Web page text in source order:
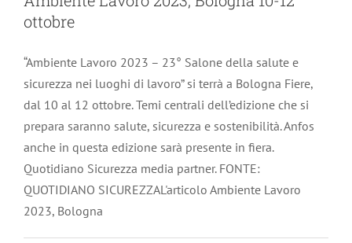
ottobre
“Ambiente Lavoro 2023 – 23° Salone della salute e
sicurezza nei luoghi di lavoro” si terrà a Bologna Fiere,
dal 10 al 12 ottobre. Temi centrali dell’edizione che si
prepara saranno salute, sicurezza e sostenibilità. Anfos
anche in questa edizione sarà presente in fiera.
Quotidiano Sicurezza media partner. FONTE:
QUOTIDIANO SICUREZZAL'articolo Ambiente Lavoro
2023, Bologna